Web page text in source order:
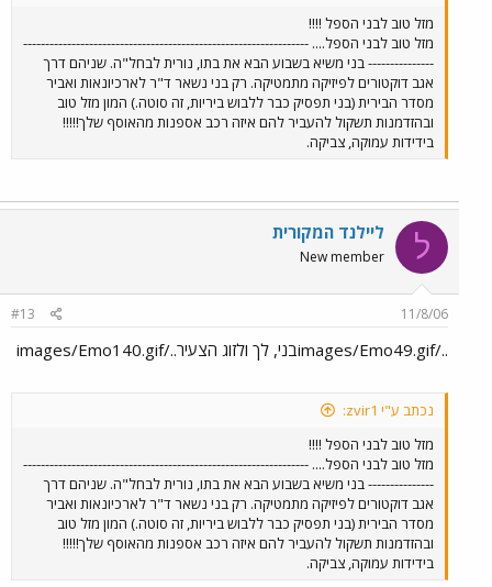
מזל טוב לבני הספל !!!!
מזל טוב לבני הספל.... -----------------------------------------------------------------
--------------- בני משיא בשבוע הבא את בתו, נורית לבחל"ה. שניהם דרך
אגב דוקטורים לפיזיקה מתמטיקה. רק בני נשאר ד"ר לארכיונאות ואביר
מסדר הבירית (בני תפסיק כבר ללבוש ביריות, זה סוטה.) המון מזל טוב
ובהזדמנות תשקול להעביר להם איזה רכב אספנות מהאוסף שלך!!!!!
בידידות עמוקה, צביקה.
ל ליילנד המקורית
New member
11/8/06
#13
../images/Emo49.gifבני, לך ולזוג הצעיר../images/Emo140.gif
נכתב ע"י zvir1:
מזל טוב לבני הספל !!!!
מזל טוב לבני הספל.... -----------------------------------------------------------------
--------------- בני משיא בשבוע הבא את בתו, נורית לבחל"ה. שניהם דרך
אגב דוקטורים לפיזיקה מתמטיקה. רק בני נשאר ד"ר לארכיונאות ואביר
מסדר הבירית (בני תפסיק כבר ללבוש ביריות, זה סוטה.) המון מזל טוב
ובהזדמנות תשקול להעביר להם איזה רכב אספנות מהאוסף שלך!!!!!
בידידות עמוקה, צביקה.